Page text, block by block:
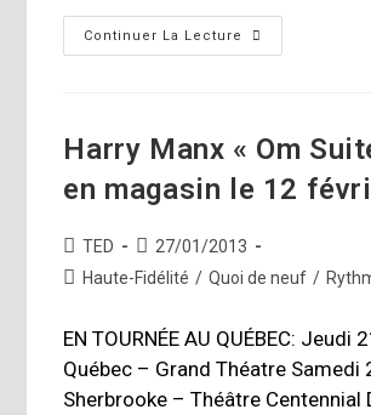
Continuer La Lecture
Ludovico
Einaudi;
Time
Lapse»
Harry Manx « Om
en magasin le 12
Auteur/autrice
de
TED
Publication
publiée :
27/01/2013
PostHaute-Fidélité / Quoi de neuf /
EN TOURNÉE AU QUÉBEC: Jeudi
Québec – Grand Théatre Samedi
Sherbrooke – Théâtre Centennial